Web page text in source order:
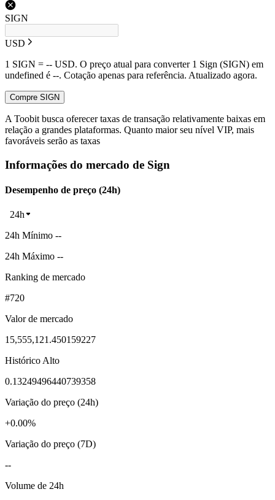
SIGN
USD
1 SIGN = -- USD. O preço atual para converter 1 Sign (SIGN) em
undefined é --. Cotação apenas para referência. Atualizado agora.
Compre SIGN
A Toobit busca oferecer taxas de transação relativamente baixas em
relação a grandes plataformas. Quanto maior seu nível VIP, mais
favoráveis serão as taxas
Informações do mercado de Sign
Desempenho de preço (24h)
24h
24h Mínimo --
24h Máximo --
Ranking de mercado
#720
Valor de mercado
15,555,121.450159227
Histórico Alto
0.13249496440739358
Variação do preço (24h)
+0.00%
Variação do preço (7D)
--
Volume de 24h